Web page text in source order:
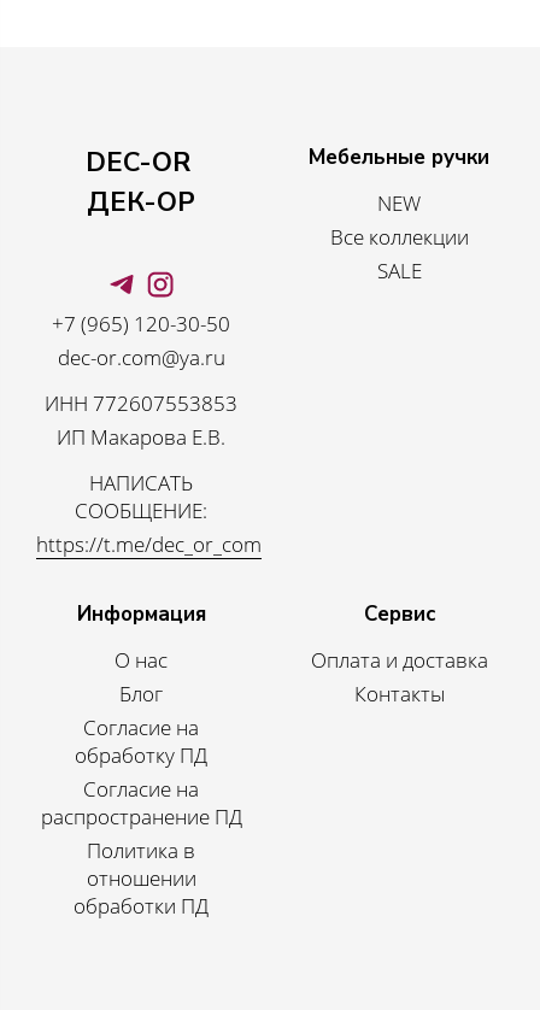
DEC-OR
ДЕК-ОР
+7 (965) 120-30-50
dec-or.com@ya.ru
ИНН 772607553853
ИП Макарова Е.В.
НАПИСАТЬ
СООБЩЕНИЕ:
https://t.me/dec_or_com
Мебельные ручки
NEW
Все коллекции
SALE
Информация
О нас
Блог
Согласие на
обработку ПД
Согласие на
распространение ПД
Политика в
отношении
обработки ПД
Сервис
Оплата и доставка
Контакты